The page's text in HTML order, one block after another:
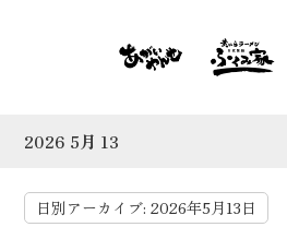
2026 5月 13
日別アーカイブ:2026年5月13日